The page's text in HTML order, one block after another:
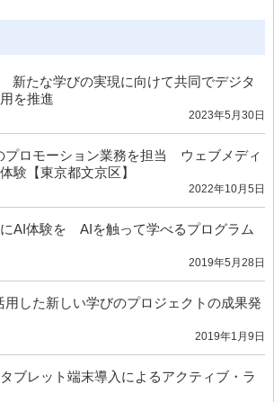
新たな学びの実現に向けて共同でデジタ
を推進
2023年5月30日
プロモーション業務を担当 ウェブメディ
験【東京都文京区】
2022年10月5日
AI体験を AIを触って学べるプログラム
2019年5月28日
用した新しい学びのプロジェクトの成果発
2019年1月9日
ブレット端末導入によるアクティブ・ラ